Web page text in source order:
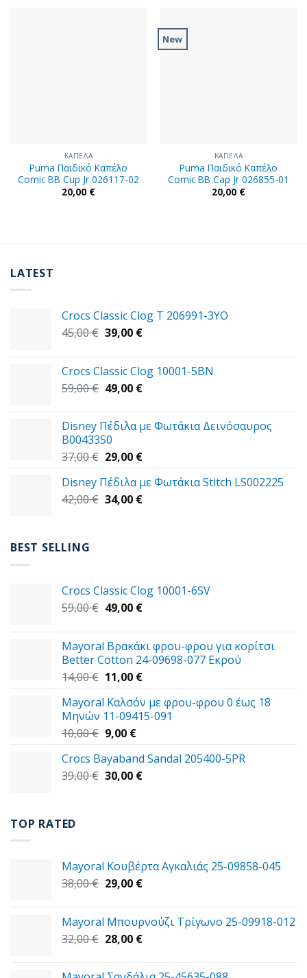
ΚΑΠΕΛΑ
Puma Παιδικό Καπέλο
Comic BB Cup Jr 026117-02
20,00 €
New
ΚΑΠΕΛΑ
Puma Παιδικό Καπέλο
Cοmic BB Cap Jr 026855-01
20,00 €
LATEST
Crocs Classic Clog T 206991-3YΟ
45,00€ Original
45,00 €.
39,00 €Η
είναι:
39,00 €.
Crocs Classic Clog 10001-5BN
59,00€ Original
59,00 €.
49,00 €Η
είναι:
Disney Πέδιλα με Φωτάκια Δεινόσαυρος
B0043350
37,00€ Original
was:
37,00 €.
29,00 €Η
τιμή
είναι:
Disney Πέδιλα με Φωτάκια Stitch LS002225
42,00€ Original
34,00 €Η
BEST SELLING
Crocs Classic Clog 10001-6SV
59,00€ Original
59,00 €.
49,00 €Η
είναι:
49,00 €.
Mayoral Βρακάκι φρου-φρου για κορίτσι
Better Cotton 24-09698-077 Εκρού
14,00€ Original
was:
14,00 €.
11,00 €Η
τιμή
είναι:
Mayoral Καλσόν με φρου-φρου 0 έως 18
Μηνών 11-09415-091
10,00€ Original
was:
10,00 €.
9,00 €Η
τιμή
είναι:
Crocs Bayaband Sandal 205400-5PR
39,00€ Original
30,00 €Η
TOP RATED
Mayoral Κουβέρτα Aγκαλιάς 25-09858-045
38,00€ Original
38,00 €.
29,00 €Η
είναι:
29,00 €.
Mayoral Μπουρνούζι Τρίγωνο 25-09918-012
32,00€ Original
28,00 €Η